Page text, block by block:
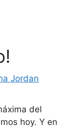
Jordan
del
hoy. Y en